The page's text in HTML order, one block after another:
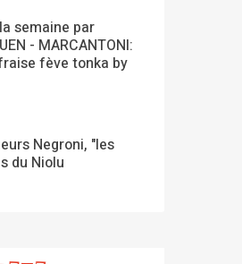
semaine par
- MARCANTONI:
fève tonka by
Negroni, "les
du Niolu